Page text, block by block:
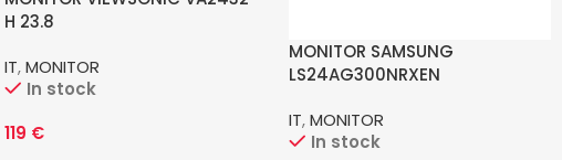
H 23.8
IT,MONITOR
In stock
119 €
MONITOR SAMSUNG
LS24AG300NRXEN
IT,MONITOR
In stock